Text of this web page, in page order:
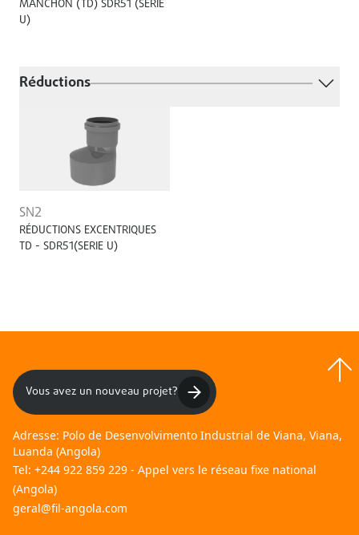
MANCHON (TD) SDR51 (SERIE
U)
Réductions
SN2
RÉDUCTIONS EXCENTRIQUES
TD - SDR51(SERIE U)
Vous avez un nouveau projet?
Adresse: Polo de Desenvolvimento Industrial de Viana, Viana,
Luanda (Angola)
Tel: +244 922 859 229 - Appel vers le réseau fixe national
(Angola)
geral@fil-angola.com